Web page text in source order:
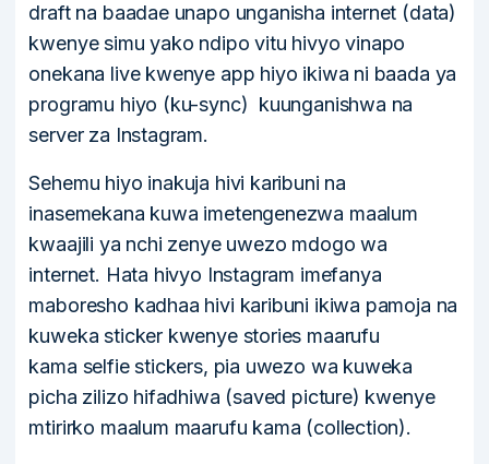
draft na baadae unapo unganisha internet (data)
kwenye simu yako ndipo vitu hivyo vinapo
onekana live kwenye app hiyo ikiwa ni baada ya
programu hiyo (ku-sync) kuunganishwa na
server za Instagram.
Sehemu hiyo inakuja hivi karibuni na
inasemekana kuwa imetengenezwa maalum
kwaajili ya nchi zenye uwezo mdogo wa
internet. Hata hivyo Instagram imefanya
maboresho kadhaa hivi karibuni ikiwa pamoja na
kuweka sticker kwenye stories maarufu
kama selfie stickers, pia uwezo wa kuweka
picha zilizo hifadhiwa (saved picture) kwenye
mtirirko maalum maarufu kama (collection).